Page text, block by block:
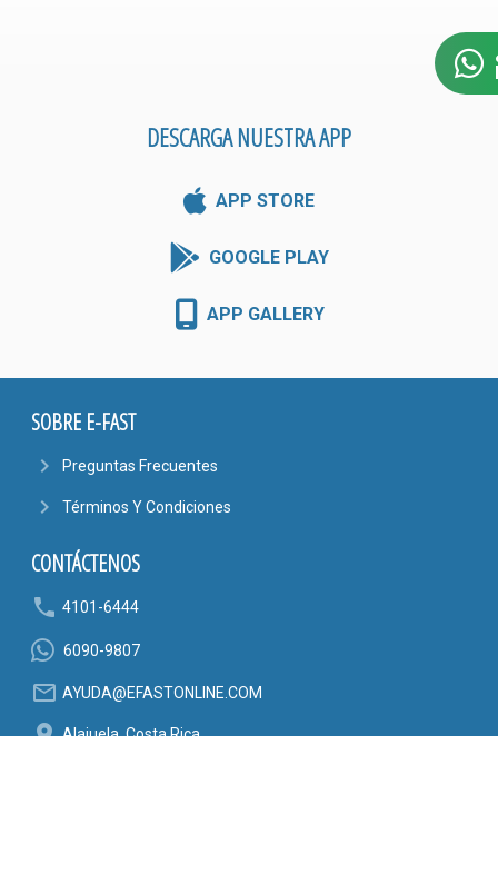
DESCARGA NUESTRA APP
APP STORE
GOOGLE PLAY
APP GALLERY
SOBRE E-FAST
navigate_next Preguntas Frecuentes
navigate_next Términos Y Condiciones
CONTÁCTENOS
phone 4101-6444
6090-9807
mail_outline AYUDA@EFASTONLINE.COM
location_on Alajuela, Costa Rica